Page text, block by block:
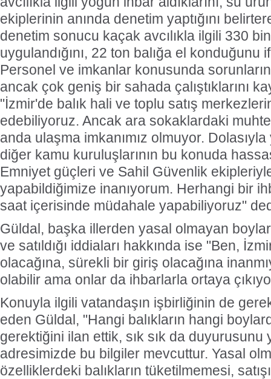
ekiplerinin anında denetim yaptığını
denetim sonucu kaçak avcılıkla ilgili 330
uygulandığını, 22 ton balığa el konduğunu
Personel ve imkanlar konusunda
ancak çok geniş bir sahada çalıştıklarını
"İzmir'de balık hali ve toplu satış
edebiliyoruz. Ancak ara sokaklardaki
anda ulaşma imkanımız olmuyor.
diğer kamu kuruluşlarının bu konuda
Emniyet güçleri ve Sahil Güvenlik
yapabildiğimize inanıyorum. Herhangi bir
saat içerisinde müdahale yapabiliyoruz"
Güldal, başka illerden yasal olmayan
ve satıldığı iddiaları hakkında ise "Ben,
olacağına, sürekli bir giriş olacağına
olabilir ama onlar da ihbarlarla ortaya
Konuyla ilgili vatandaşın işbirliğinin de
eden Güldal, "Hangi balıkların hangi
gerektiğini ilan ettik, sık sık da duyurusunu
adresimizde bu bilgiler mevcuttur. Yasal
özelliklerdeki balıkların tüketilmemesi,